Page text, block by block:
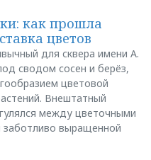
как прошла
цветов
для сквера имени А.
сводом сосен и берёз,
цветовой
Внештатный
между цветочными
выращенной